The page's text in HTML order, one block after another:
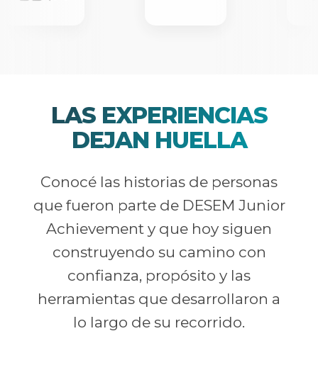
LAS EXPERIENCIAS
DEJAN HUELLA
Conocé las historias de personas
que fueron parte de DESEM Junior
Achievement y que hoy siguen
construyendo su camino con
confianza, propósito y las
herramientas que desarrollaron a
lo largo de su recorrido.